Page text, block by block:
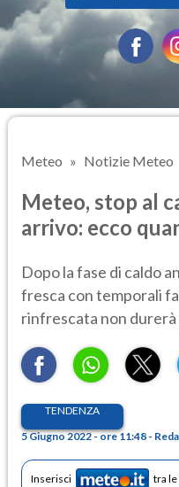
Meteo Notizie Meteo
Meteo, stop al
arrivo: ecco
Dopo la fase di caldo
fresca con temporali
rinfrescata non
TENDENZA
5 Giugno 2022 - ore 11:48 -
Inserisci tra